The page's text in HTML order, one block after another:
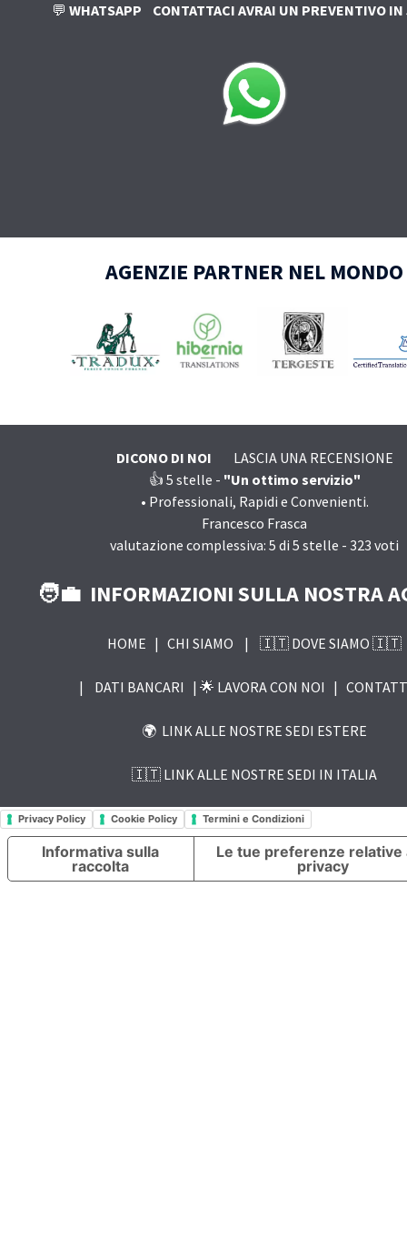
💬 WHATSAPP CONTATTACI AVRAI UN PREVENTIVO
AGENZIE PARTNER NEL MONDO
DICONO DI NOI
LASCIA UNA RECENSIONE
👍 5 stelle - "Un ottimo servizio"
• Professionali, Rapidi e Convenienti.
Francesco Frasca
valutazione complessiva: 5 di 5 stelle - 323 voti
🧑‍💼 INFORMAZIONI SULLA NOSTRA
HOME | CHI SIAMO | 🇮🇹 DOVE SIAMO 🇮🇹
| DATI BANCARI | 🌟 LAVORA CON NOI |
🌍 LINK ALLE NOSTRE SEDI ESTERE
🇮🇹 LINK ALLE NOSTRE SEDI IN ITALIA
Privacy Policy Cookie Policy Termini e Condizioni
Informativa sulla
raccolta
Le tue preferenze relative
privacy